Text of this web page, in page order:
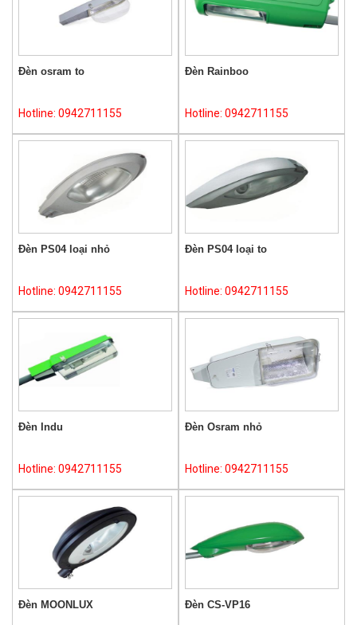
Đèn osram to
Hotline: 0942711155
Đèn Rainboo
Hotline: 0942711155
Đèn PS04 loại nhỏ
Hotline: 0942711155
Đèn PS04 loại to
Hotline: 0942711155
Đèn Indu
Hotline: 0942711155
Đèn Osram nhỏ
Hotline: 0942711155
Đèn MOONLUX Đèn CS-VP16